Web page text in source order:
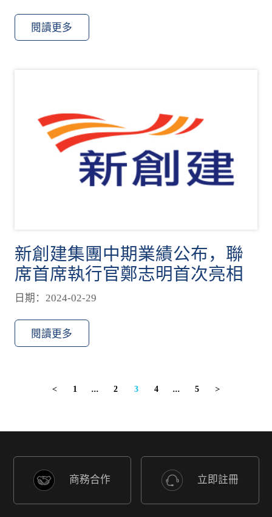
閱讀更多
新創建集團中期業績公布，聯
席首席執行官鄭志明首次亮相
日期：2024-02-29
閱讀更多
< 1 ... 2 3 4 ... 5 >
商務合作 立即註冊